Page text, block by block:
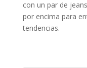
con un par de
por encima para
tendencias.